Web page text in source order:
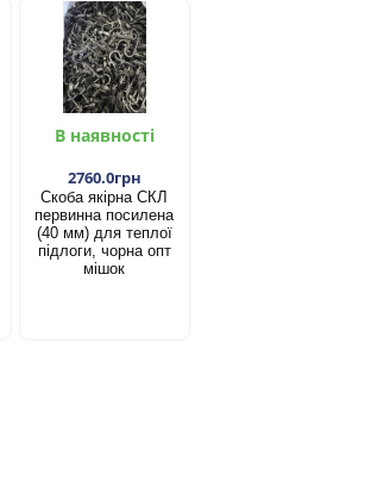
В наявності
2760.0грн
Скоба якірна СКЛ
первинна посилена
(40 мм) для теплої
підлоги, чорна опт
мішок